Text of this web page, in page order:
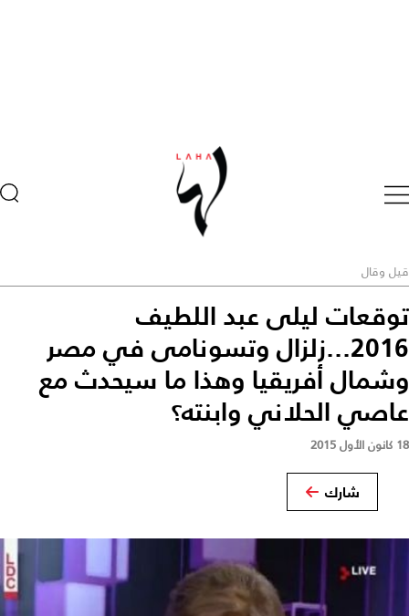
قيل وقال
توقعات ليلى عبد اللطيف
2016...زلزال وتسونامى في مصر
وشمال أفريقيا وهذا ما سيحدث مع
عاصي الحلاني وابنته؟
18 كانون الأول 2015
شارك